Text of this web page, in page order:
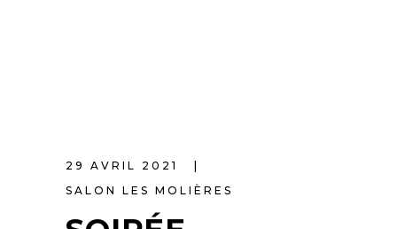
29 AVRIL 2021
SALON LES MOLIÈRES